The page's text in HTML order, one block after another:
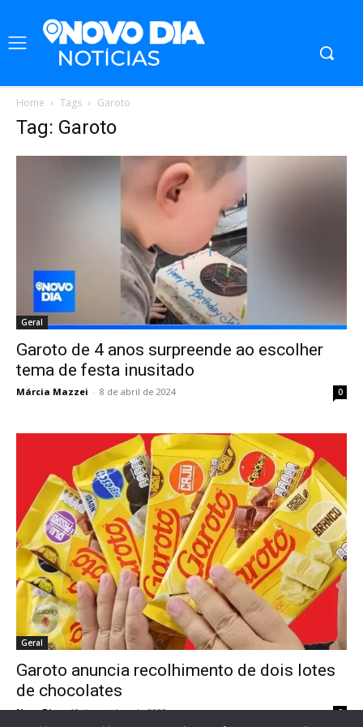
Home Tags Garoto
Tag: Garoto
Geral
Garoto de 4 anos surpreende ao escolher
tema de festa inusitado
Márcia Mazzei - 8 de abril de 2024 0
Geral
Garoto anuncia recolhimento de dois lotes
de chocolates
Novo Dia - 18 de outubro de 2022 0